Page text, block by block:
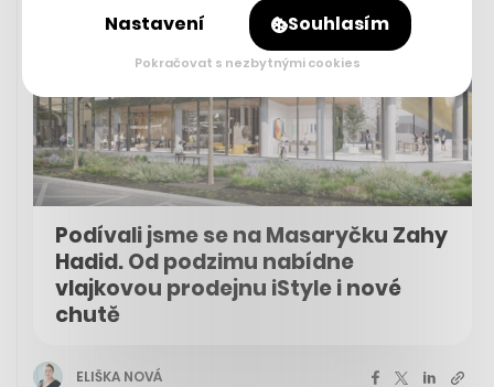
Podívali jsme se na Masaryčku Zahy
Hadid. Od podzimu nabídne
vlajkovou prodejnu iStyle i nové
chutě
ELIŠKA NOVÁ
Nastavení Souhlasím
Pokračovat s nezbytnými cookies